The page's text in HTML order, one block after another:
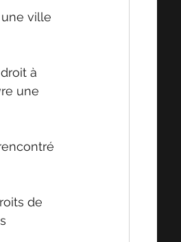
ville
à
une
de